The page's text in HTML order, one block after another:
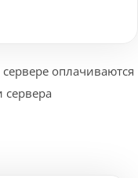
оплачиваются
сервера